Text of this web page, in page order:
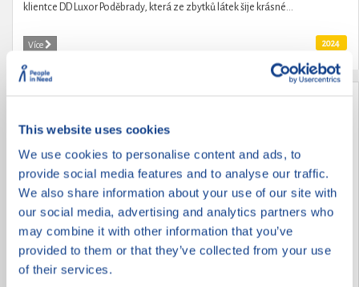
This website uses cookies
We use cookies to personalise content and ads, to
provide social media features and to analyse our traffic.
We also share information about your use of our site with
our social media, advertising and analytics partners who
may combine it with other information that you’ve
provided to them or that they’ve collected from your use
of their services.
klientce DD Luxor Poděbrady, která ze zbytků látek šije krásné...
Více 2024